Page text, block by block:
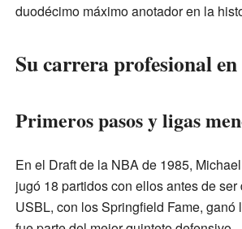
duodécimo máximo anotador en la
Su carrera profesional
Primeros pasos y ligas
En el Draft de la NBA de 1985,
jugó 18 partidos con ellos antes de
USBL, con los Springfield Fame,